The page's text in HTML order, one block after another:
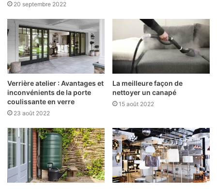
20 septembre 2022
Verrière atelier : Avantages et
inconvénients de la porte
coulissante en verre
23 août 2022
La meilleure façon de
nettoyer un canapé
15 août 2022